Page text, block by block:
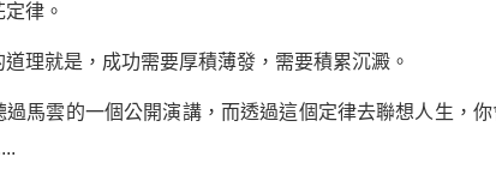
律。
就是，成功需要厚積薄發，需要積累沉澱。
馬雲的一個公開演講，而透過這個定律去聯想人生，